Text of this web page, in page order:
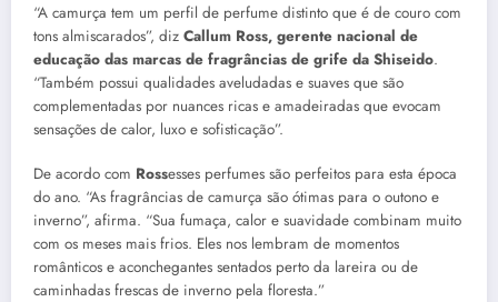
“A camurça tem um perfil de perfume distinto que é de couro com
tons almiscarados”, diz Callum Ross, gerente nacional de
educação das marcas de fragrâncias de grife da Shiseido.
“Também possui qualidades aveludadas e suaves que são
complementadas por nuances ricas e amadeiradas que evocam
sensações de calor, luxo e sofisticação”.
De acordo com Rossesses perfumes são perfeitos para esta época
do ano. “As fragrâncias de camurça são ótimas para o outono e
inverno”, afirma. “Sua fumaça, calor e suavidade combinam muito
com os meses mais frios. Eles nos lembram de momentos
românticos e aconchegantes sentados perto da lareira ou de
caminhadas frescas de inverno pela floresta.”